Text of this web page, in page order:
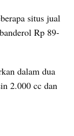
situs jual
Rp 89-
dalam dua
2.000 cc dan